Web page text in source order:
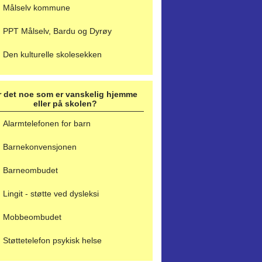
Målselv kommune
PPT Målselv, Bardu og Dyrøy
Den kulturelle skolesekken
det noe som er vanskelig hjemme
eller på skolen?
Alarmtelefonen for barn
Barnekonvensjonen
Barneombudet
Lingit - støtte ved dysleksi
Mobbeombudet
Støttetelefon psykisk helse